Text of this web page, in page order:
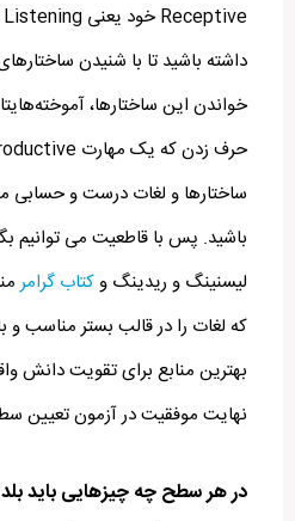
داشته باشید تا با شنیدن
خواندن این ساختارها،
ساختارها و لغات درست و
باشید. پس با قاطعیت می توانیم
لیسنینگ و ریدینگ و کتاب گرامر
که لغات را در قالب بستر مناسب
بهترین منابع برای تقویت دانش
نهایت موفقیت در آزمون تعیین
در هر سطح چه چیزهایی باید